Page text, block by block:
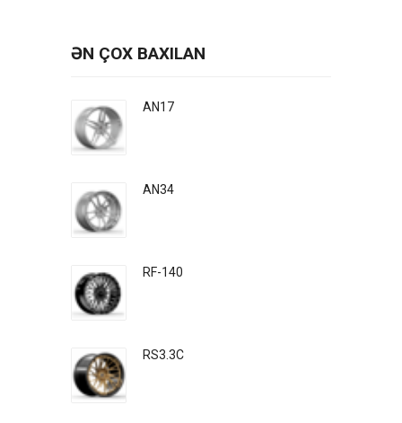
ƏN ÇOX BAXILAN
AN17
AN34
RF-140
RS3.3C